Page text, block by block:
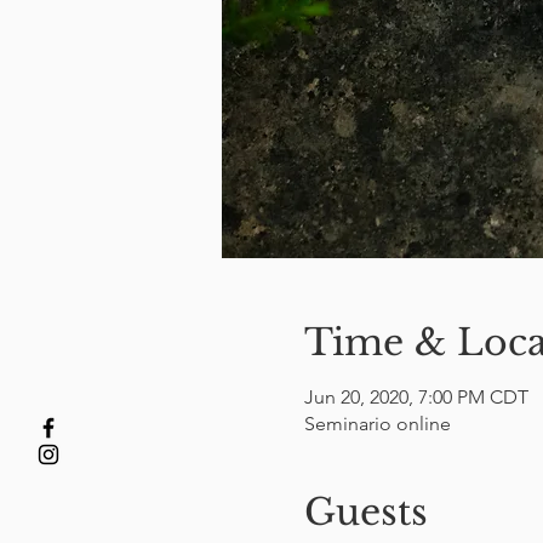
Time &
Jun 20, 2020, 7:00 PM CDT
Seminario online
Guests